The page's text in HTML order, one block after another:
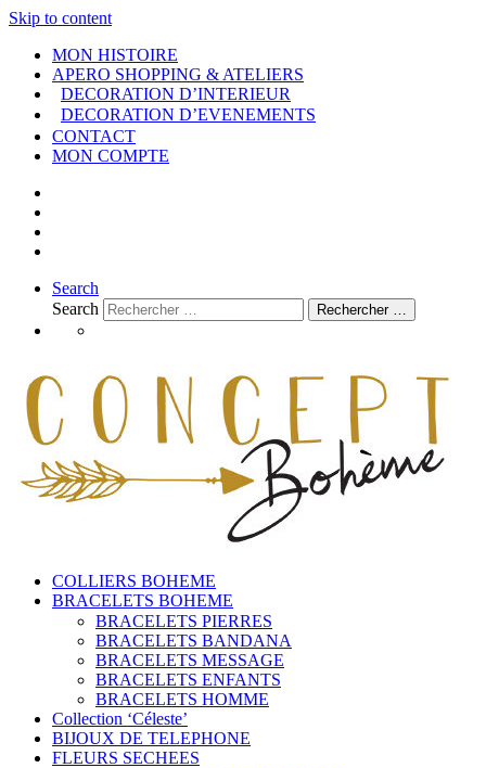
Skip to content
MON HISTOIRE
APERO SHOPPING & ATELIERS
DECORATION D’INTERIEUR
DECORATION D’EVENEMENTS
CONTACT
MON COMPTE
Search
Search
Rechercher …
COLLIERS BOHEME
BRACELETS BOHEME
BRACELETS PIERRES
BRACELETS BANDANA
BRACELETS MESSAGE
BRACELETS ENFANTS
BRACELETS HOMME
Collection ‘Céleste’
BIJOUX DE TELEPHONE
FLEURS SECHEES